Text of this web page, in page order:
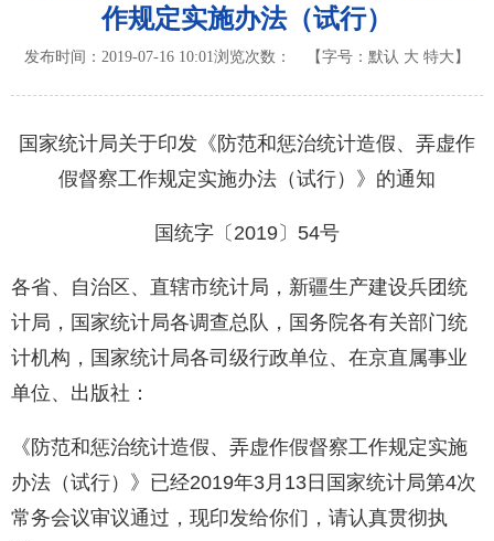
作规定实施办法（试行）
发布时间：2019-07-16 10:01浏览次数： 【字号： 默认 大 特大 】
国家统计局关于印发《防范和惩治统计造假、弄虚作
假督察工作规定实施办法（试行）》的通知
国统字〔2019〕54号
各省、自治区、直辖市统计局，新疆生产建设兵团统
计局，国家统计局各调查总队，国务院各有关部门统
计机构，国家统计局各司级行政单位、在京直属事业
单位、出版社：
《防范和惩治统计造假、弄虚作假督察工作规定实施
办法（试行）》已经2019年3月13日国家统计局第4次
常务会议审议通过，现印发给你们，请认真贯彻执